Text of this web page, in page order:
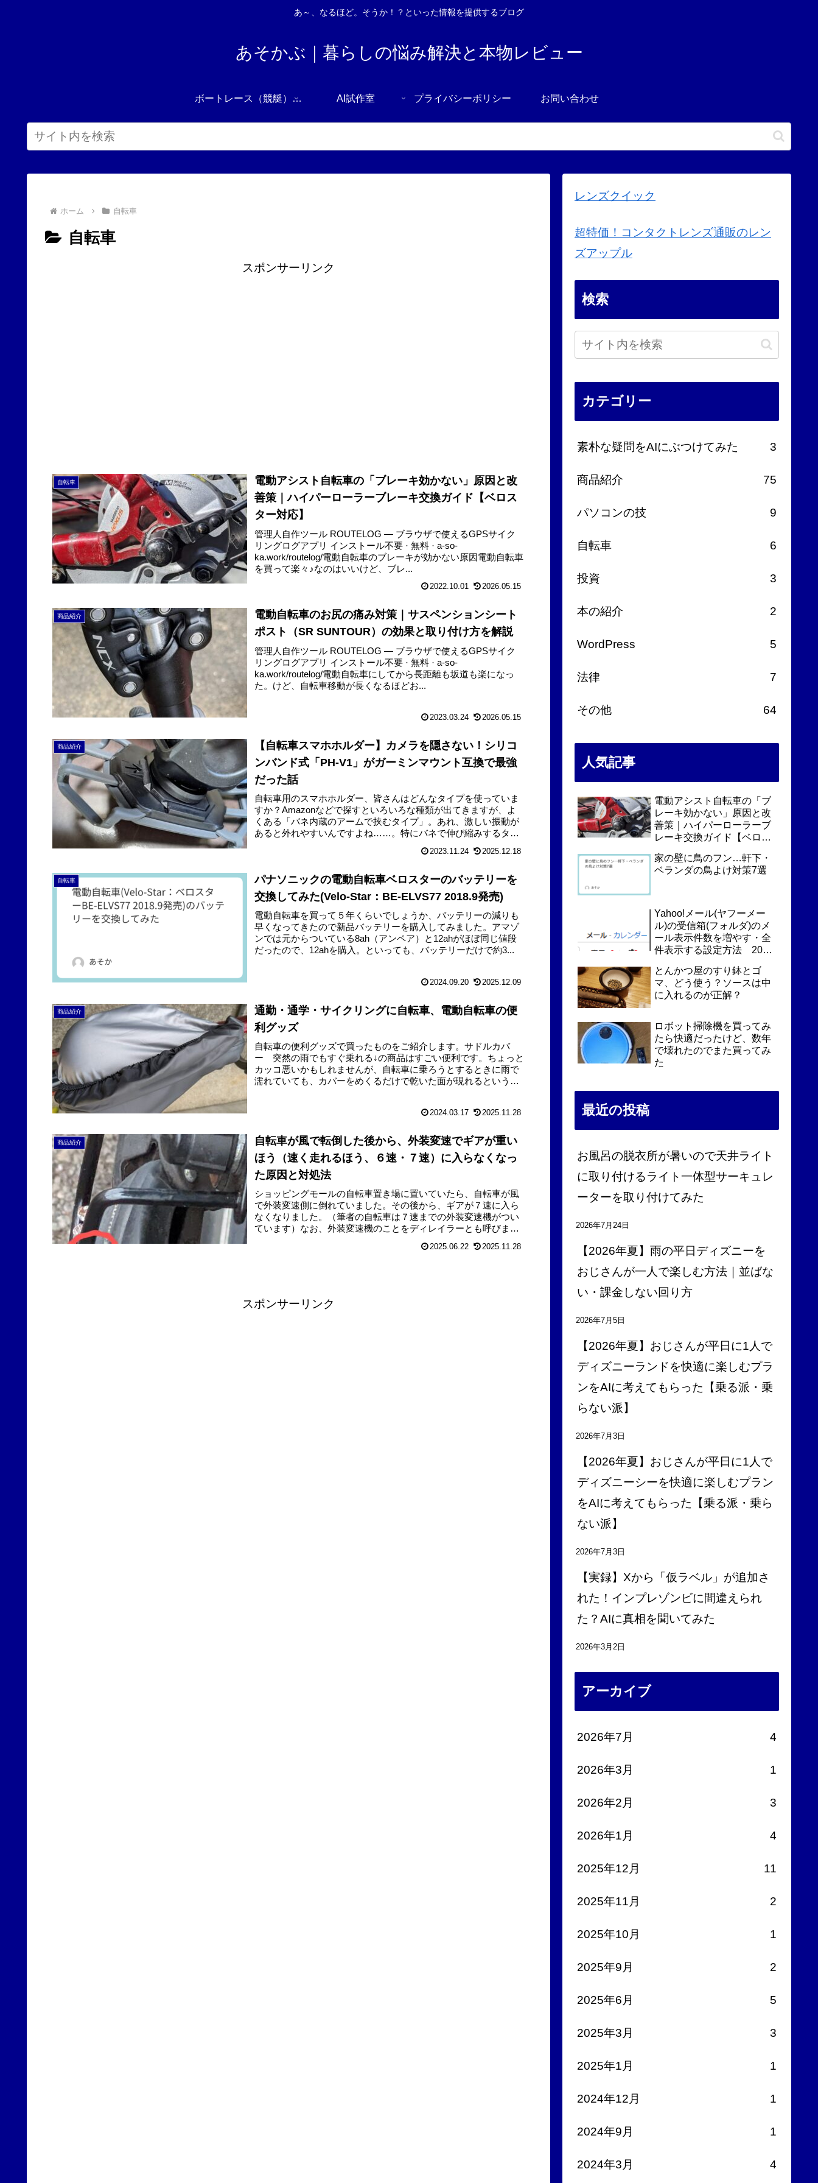
あ～、なるほど。そうか！？といった情報を提供するブログ
あそかぶ｜暮らしの悩み解決と本物レビュー
ボートレース（競艇） 無料コンピューター予想｜全会場を締切時間順で一括表示【毎朝自動更新】 AI試作室 プライバシーポリシー お問い合わせ
ホーム 自転車
自転車
スポンサーリンク
自転車
電動アシスト自転車の「ブレーキ効かない」原因と改
善策｜ハイパーローラーブレーキ交換ガイド【ベロス
ター対応】
管理人自作ツール ROUTELOG ― ブラウザで使えるGPSサイク
リングログアプリ インストール不要 · 無料 · a-so-
ka.work/routelog/電動自転車のブレーキが効かない原因電動自転車
を買って楽々♪なのはいいけど、ブレ...
2022.10.01 2026.05.15
商品紹介
電動自転車のお尻の痛み対策｜サスペンションシート
ポスト（SR SUNTOUR）の効果と取り付け方を解説
管理人自作ツール ROUTELOG ― ブラウザで使えるGPSサイク
リングログアプリ インストール不要 · 無料 · a-so-
ka.work/routelog/電動自転車にしてから長距離も坂道も楽になっ
た。けど、自転車移動が長くなるほどお...
2023.03.24 2026.05.15
商品紹介
【自転車スマホホルダー】カメラを隠さない！シリコ
ンバンド式「PH-V1」がガーミンマウント互換で最強
だった話
自転車用のスマホホルダー、皆さんはどんなタイプを使っていま
すか？Amazonなどで探すといろいろな種類が出てきますが、よ
くある「バネ内蔵のアームで挟むタイプ」。あれ、激しい振動が
あると外れやすいんですよね……。特にバネで伸び縮みするタイ
2023.11.24 2025.12.18
自転車
パナソニックの電動自転車ベロスターのバッテリーを
交換してみた(Velo-Star：BE-ELVS77 2018.9発売)
電動自転車を買って５年くらいでしょうか、バッテリーの減りも
早くなってきたので新品バッテリーを購入してみました。アマゾ
ンでは元からついている8ah（アンペア）と12ahがほぼ同じ値段
だったので、12ahを購入。といっても、バッテリーだけで約3...
2024.09.20 2025.12.09
商品紹介
通勤・通学・サイクリングに自転車、電動自転車の便
利グッズ
自転車の便利グッズで買ったものをご紹介します。サドルカバ
ー 突然の雨でもすぐ乗れる↓の商品はすごい便利です。ちょっと
カッコ悪いかもしれませんが、自転車に乗ろうとするときに雨で
濡れていても、カバーをめくるだけで乾いた面が現れるというア
2024.03.17 2025.11.28
商品紹介
自転車が風で転倒した後から、外装変速でギアが重い
ほう（速く走れるほう、６速・７速）に入らなくなっ
た原因と対処法
ショッピングモールの自転車置き場に置いていたら、自転車が風
で外装変速側に倒れていました。その後から、ギアが７速に入ら
なくなりました。（筆者の自転車は７速までの外装変速機がつい
ています）なお、外装変速機のことをディレイラーとも呼びま
2025.06.22 2025.11.28
スポンサーリンク
レンズクイック
超特価！コンタクトレンズ通販のレン
ズアップル
検索
カテゴリー
素朴な疑問をAIにぶつけてみた 3
商品紹介 75
パソコンの技 9
自転車 6
投資 3
本の紹介 2
WordPress 5
法律 7
その他 64
人気記事
電動アシスト自転車の「ブ
レーキ効かない」原因と改
善策｜ハイパーローラーブ
レーキ交換ガイド【ベロス
家の壁に鳥のフン…軒下・
ベランダの鳥よけ対策7選
Yahoo!メール(ヤフーメー
ル)の受信箱(フォルダ)のメ
ール表示件数を増やす・全
件表示する設定方法 2024
とんかつ屋のすり鉢とゴ
マ、どう使う？ソースは中
に入れるのが正解？
ロボット掃除機を買ってみ
たら快適だったけど、数年
で壊れたのでまた買ってみ
た
最近の投稿
お風呂の脱衣所が暑いので天井ライト
に取り付けるライト一体型サーキュレ
ーターを取り付けてみた
2026年7月24日
【2026年夏】雨の平日ディズニーを
おじさんが一人で楽しむ方法｜並ばな
い・課金しない回り方
2026年7月5日
【2026年夏】おじさんが平日に1人で
ディズニーランドを快適に楽しむプラ
ンをAIに考えてもらった【乗る派・乗
らない派】
2026年7月3日
【2026年夏】おじさんが平日に1人で
ディズニーシーを快適に楽しむプラン
をAIに考えてもらった【乗る派・乗ら
ない派】
2026年7月3日
【実録】Xから「仮ラベル」が追加さ
れた！インプレゾンビに間違えられ
た？AIに真相を聞いてみた
2026年3月2日
アーカイブ
2026年7月 4
2026年3月 1
2026年2月 3
2026年1月 4
2025年12月 11
2025年11月 2
2025年10月 1
2025年9月 2
2025年6月 5
2025年3月 3
2025年1月 1
2024年12月 1
2024年9月 1
2024年3月 4